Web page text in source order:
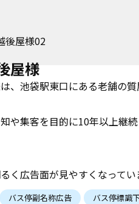
屋様
、池袋駅東口にある老舗の
や集客を目的に10年以上継
く広告面が見やすくなってい
バス停副名称広告 バス停標識